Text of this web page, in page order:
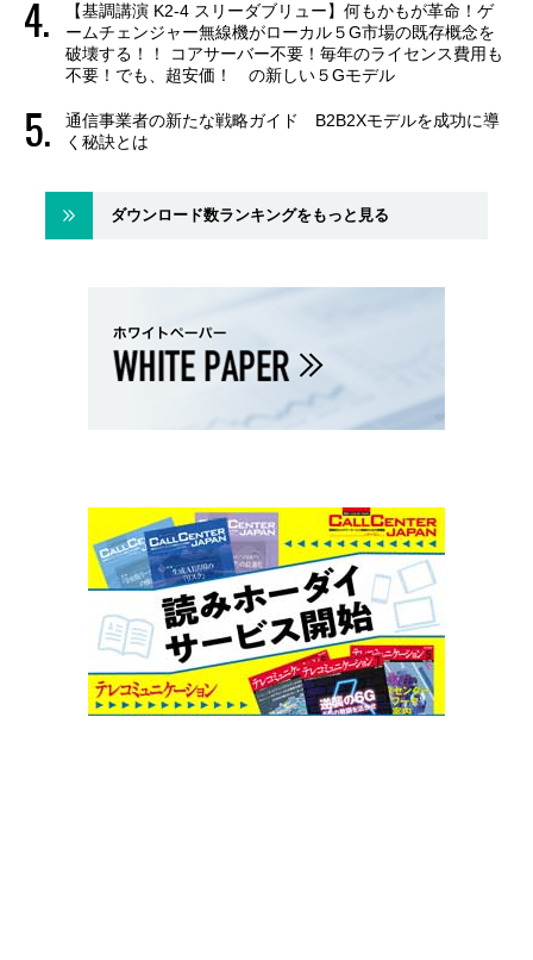
【基調講演 K2-4 スリーダブリュー】何もかもが革命！ゲ
ームチェンジャー無線機がローカル５G市場の既存概念を
破壊する！！ コアサーバー不要！毎年のライセンス費用も
不要！でも、超安価！ の新しい５Gモデル
通信事業者の新たな戦略ガイド B2B2Xモデルを成功に導
く秘訣とは
ダウンロード数ランキングをもっと見る